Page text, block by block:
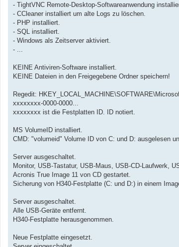
- TightVNC Remote-Desktop-Softwareanwendung
- CCleaner installiert um alte Logs zu löschen.
- PHP installiert.
- SQL installiert.
- Windows als Zeitserver aktiviert.
- ...
KEINE Antiviren-Software installiert.
KEINE Dateien in den Freigegebene Ordner speichern!
Regedit:
xxxxxxxx-0000-0000...
xxxxxxxx ist die Festplatten ID. ID notiert.
MS VolumeID installiert.
CMD: "volumeid" Volume ID von C: und D: ausgelesen
Server ausgeschaltet.
Monitor, USB-Tastatur, USB-Maus, USB-CD-Laufwerk,
Acronis True Image 11 von CD gestartet.
Sicherung von H340-Festplatte (C: und D:) in einem
Server ausgeschaltet.
Alle USB-Geräte entfernt.
H340-Festplatte herausgenommen.
Neue Festplatte eingesetzt.